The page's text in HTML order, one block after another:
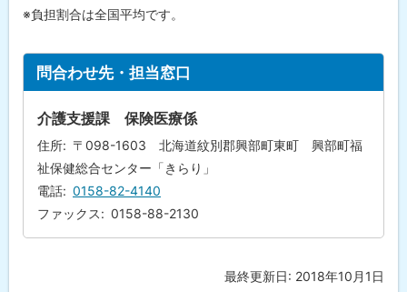
※負担割合は全国平均です。
問合わせ先・担当窓口
介護支援課 保険医療係
住所
〒098-1603 北海道紋別郡興部町東町 興部町福
祉保健総合センター「きらり」
電話
0158-82-4140
ファックス
0158-88-2130
最終更新日: 2018年10月1日